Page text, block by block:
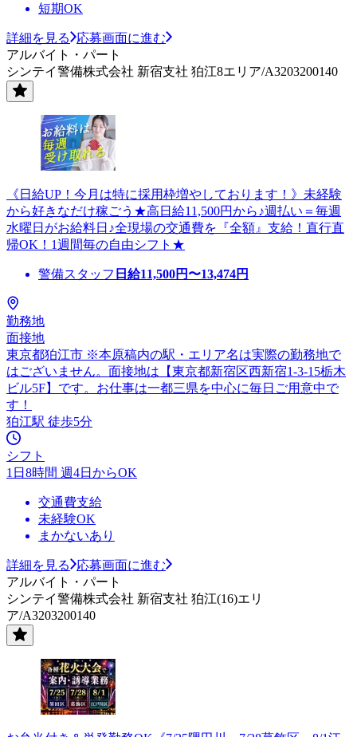
短期OK
詳細を見る
応募画面に進む
アルバイト・パート
シンテイ警備株式会社 新宿支社 狛江8エリア/A3203200140
《日給UP！今月は特に採用枠増やしております！》未経験
から好きなだけ稼ごう★高日給11,500円から♪週払い＝毎週
水曜日がお給料日♪全現場の交通費を『全額』支給！直行直
帰OK！1週間毎の自由シフト★
警備スタッフ 日給11,500円〜13,474円
勤務地
面接地
東京都狛江市 ※本原稿内の駅・エリア名は実際の勤務地で
はございません。面接地は【東京都新宿区西新宿1-3-15栃木
ビル5F】です。お仕事は一都三県を中心に毎日ご用意中で
す！
狛江駅 徒歩5分
シフト
1日8時間 週4日からOK
交通費支給
未経験OK
まかないあり
詳細を見る
応募画面に進む
アルバイト・パート
シンテイ警備株式会社 新宿支社 狛江(16)エリ
ア/A3203200140